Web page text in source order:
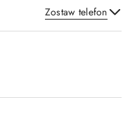
Zostaw telefon